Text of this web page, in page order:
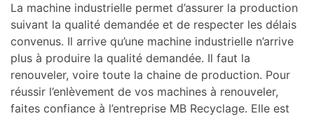
La machine industrielle permet d’assurer la production
suivant la qualité demandée et de respecter les délais
convenus. Il arrive qu’une machine industrielle n’arrive
plus à produire la qualité demandée. Il faut la
renouveler, voire toute la chaine de production. Pour
réussir l’enlèvement de vos machines à renouveler,
faites confiance à l’entreprise MB Recyclage. Elle est